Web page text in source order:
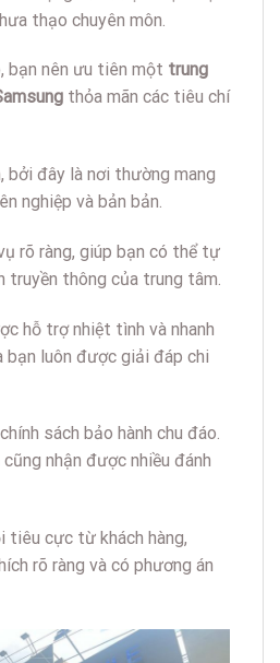
thạo chuyên môn.
bạn nên ưu tiên một trung
thỏa mãn các tiêu chí
bởi đây là nơi thường mang
nghiệp và bản bản.
rõ ràng, giúp bạn có thể tự
truyền thông của trung tâm.
hỗ trợ nhiệt tình và nhanh
bạn luôn được giải đáp chi
sách bảo hành chu đáo.
nhận được nhiều đánh
tiêu cực từ khách hàng,
rõ ràng và có phương án